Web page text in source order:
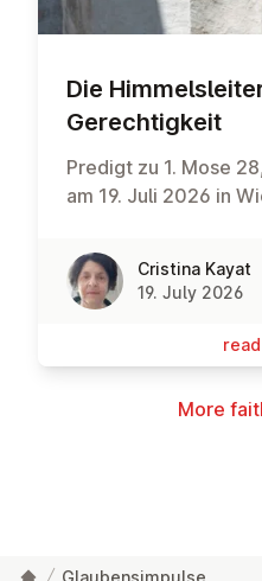
Die
Gerechtigkeit
Predigt zu 1. Mose
am 19. Juli 2026 in
Cristina Kayat
19. July 2026
More